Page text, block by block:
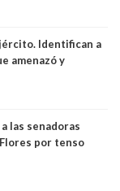
Identifican a
amenazó y
Arrieta y la
las senadoras
por tenso